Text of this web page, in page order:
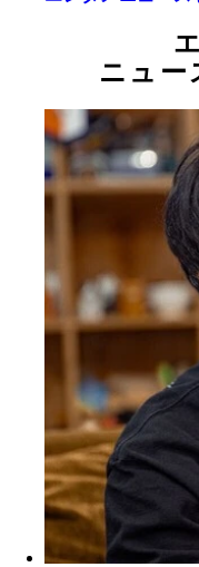
ニュー